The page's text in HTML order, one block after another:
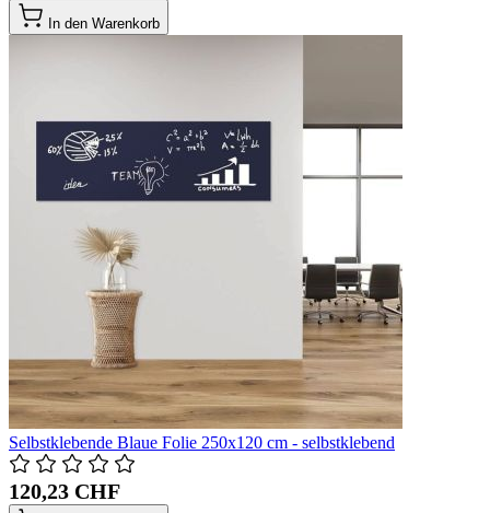
In den Warenkorb
Selbstklebende Blaue Folie 250x120 cm - selbstklebend
120,23 CHF